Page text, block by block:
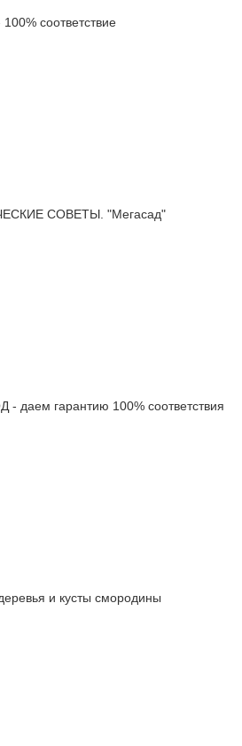
соответствие
СОВЕТЫ. "Мегасад"
гарантию 100% соответствия
и кусты смородины